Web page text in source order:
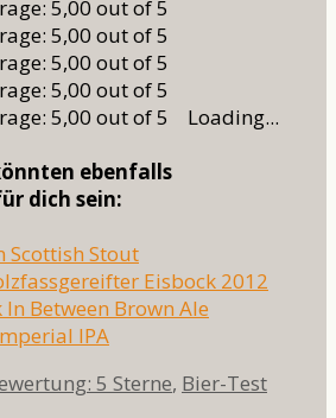
Loading...
ebenfalls
dich sein:
Scottish Stout
Eisbock 2012
Between Brown Ale
IPA
5 Sterne, Bier-Test